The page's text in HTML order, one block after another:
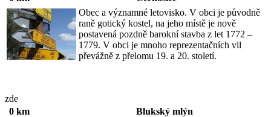
Obec a významné letovisko. V obci je původně
raně gotický kostel, na jeho místě je nově
postavená pozdně barokní stavba z let 1772 –
1779. V obci je mnoho reprezentačních vil
převážně z přelomu 19. a 20. století.
zde
0 km
Blukský mlýn